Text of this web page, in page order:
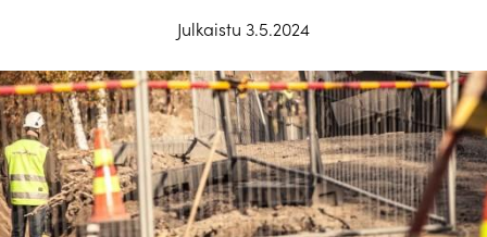
Julkaistu 3.5.2024